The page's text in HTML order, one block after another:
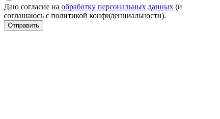
Даю согласие на обработку персональных данных (и
соглашаюсь с политикой конфиденциальности).
Отправить